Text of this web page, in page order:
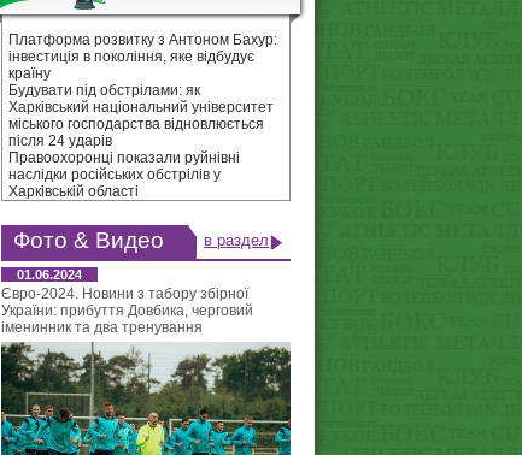
Платформа розвитку з Антоном Бахур:
інвестиція в покоління, яке відбудує
країну
Будувати під обстрілами: як
Харківський національний університет
міського господарства відновлюється
після 24 ударів
Правоохоронці показали руйнівні
наслідки російських обстрілів у
Харківській області
Фото & Видео в раздел
01.06.2024
Євро-2024. Новини з табору збірної
України: прибуття Довбика, черговий
іменинник та два тренування